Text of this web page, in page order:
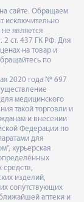
на сайте. Обращаем
исключительно
является
ст. 437 ГК РФ. Для
на товар и
по
2020 года № 697
медицинского
такой торговли и
и внесении
Федерации по
для
курьерская
средств,
изделий,
сопутствующих
аптеки и